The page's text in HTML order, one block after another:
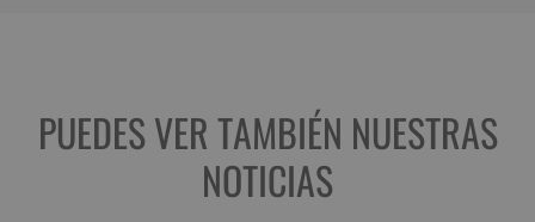
PUEDES VER TAMBIÉN NUESTRAS
NOTICIAS